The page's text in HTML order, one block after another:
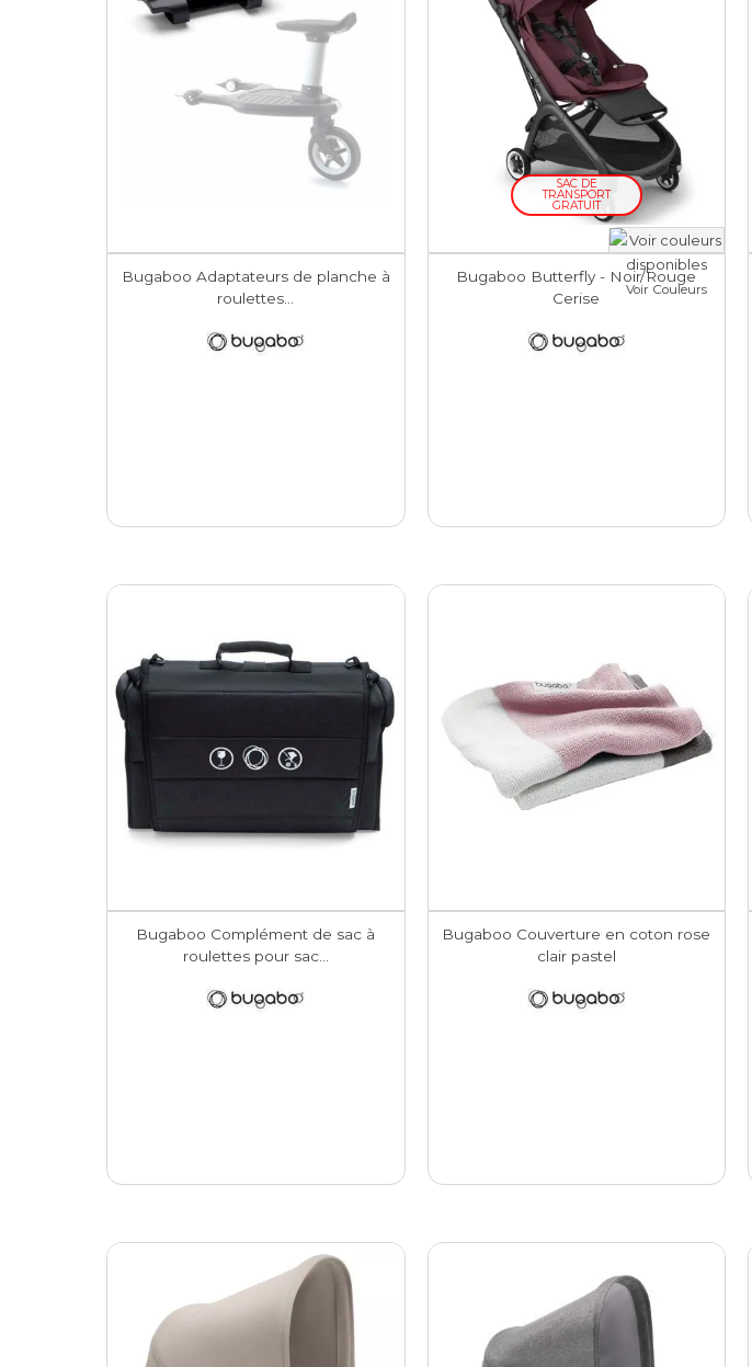
Bugaboo Adaptateurs de planche à
roulettes...
SAC DE
TRANSPORT
GRATUIT
Bugaboo Butterfly - Noir/Rouge
Cerise
Voir Couleurs
Bugaboo Complément de sac à
roulettes pour sac...
Bugaboo Couverture en coton rose
clair pastel